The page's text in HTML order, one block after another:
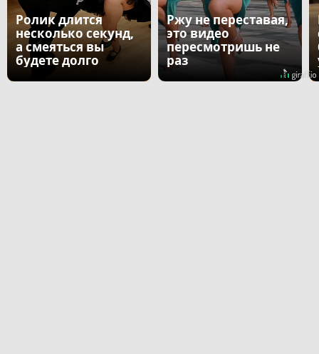
Ролик длится
несколько секунд,
а смеяться вы
будете долго
Ржу не переставая,
это видео
пересмотришь не
раз